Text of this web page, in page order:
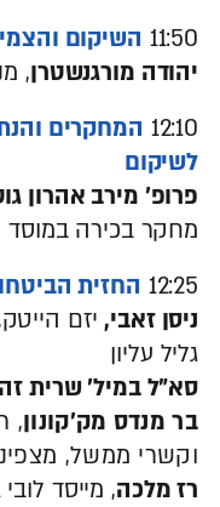
11:50 השיקום
יהודה מורגנשטרן,
12:10 המחקרים
לשיקום
פרופ' מירב אהרון
מחקר בכירה במוסד
12:25 החזית
ניסן זאבי,יזם
גליל עליון
סא"ל במיל' שרית
בר מנדס מק'קונון,
וקשרי ממשל,
רז מלכה, מייסד לובי 1701